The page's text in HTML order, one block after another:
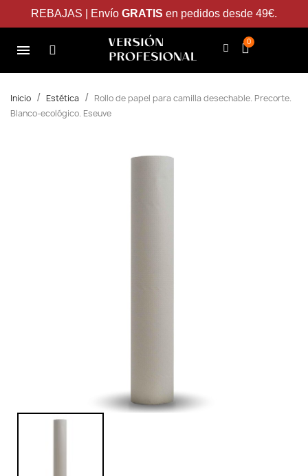
REBAJAS | Envío GRATIS en pedidos desde 49€.
Inicio Estética
Rollo de papel para camilla desechable. Precorte.
Blanco-ecológico. Eseuve